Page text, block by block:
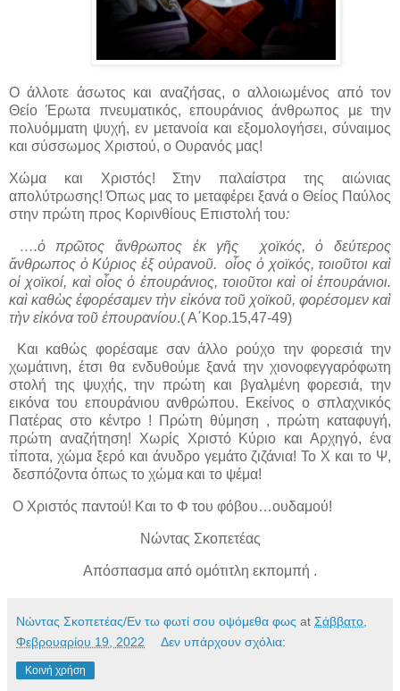
Ο άλλοτε άσωτος και αναζήσας, ο αλλοιωμένος από τον
Θείο Έρωτα πνευματικός, επουράνιος άνθρωπος με την
πολυόμματη ψυχή, εν μετανοία και εξομολογήσει, σύναιμος
και σύσσωμος Χριστού, ο Ουρανός μας!
Χώμα και Χριστός! Στην παλαίστρα της αιώνιας
απολύτρωσης! Όπως μας το μεταφέρει ξανά ο Θείος Παύλος
στην πρώτη προς Κορινθίους Επιστολή του:
….ὁ πρῶτος ἄνθρωπος ἐκ γῆς
χοϊκός, ὁ δεύτερος
ἄνθρωπος ὁ Κύριος ἐξ οὐρανοῦ.
οἷος ὁ χοϊκός, τοιοῦτοι καὶ
οἱ χοϊκοί, καὶ οἷος ὁ ἐπουράνιος, τοιοῦτοι καὶ οἱ ἐπουράνιοι.
καὶ καθὼς ἐφορέσαμεν τὴν εἰκόνα τοῦ χοϊκοῦ, φορέσομεν καὶ
τὴν εἰκόνα τοῦ ἐπουρανίου.( Α΄Κορ.15,47-49)
Και καθώς φορέσαμε σαν άλλο ρούχο την φορεσιά την
χωμάτινη, έτσι θα ενδυθούμε ξανά την χιονοφεγγαρόφωτη
στολή της ψυχής, την πρώτη και βγαλμένη φορεσιά, την
εικόνα του επουράνιου ανθρώπου. Εκείνος ο σπλαχνικός
Πατέρας στο κέντρο ! Πρώτη θύμηση , πρώτη καταφυγή,
πρώτη αναζήτηση! Χωρίς Χριστό Κύριο και Αρχηγό, ένα
τίποτα, χώμα ξερό και άνυδρο γεμάτο ζιζάνια! Το Χ και το Ψ,
δεσπόζοντα όπως το χώμα και το ψέμα!
Ο Χριστός παντού! Και το Φ του φόβου…ουδαμού!
Νώντας Σκοπετέας
Απόσπασμα από ομότιτλη εκπομπή .
Νώντας Σκοπετέας/Εν τω φωτί σου οψόμεθα φως at Σάββατο,
Φεβρουαρίου 19, 2022
Δεν υπάρχουν σχόλια:
Κοινή χρήση